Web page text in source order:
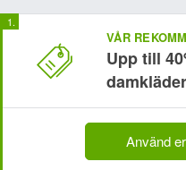
VÅR
Upp till
Använd